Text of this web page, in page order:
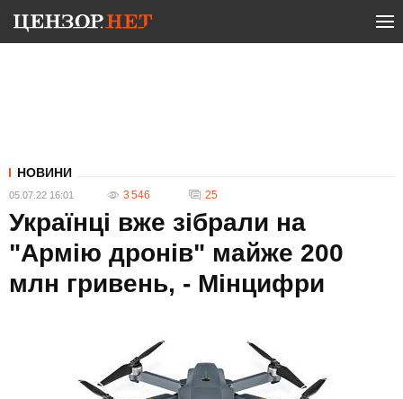
НОВИНИ
05.07.22 16:01 3 546 25
Українці вже зібрали на
"Армію дронів" майже 200
млн гривень, - Мінцифри